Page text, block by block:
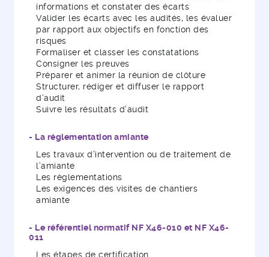
informations et constater des écarts
Valider les écarts avec les audités, les évaluer
par rapport aux objectifs en fonction des
risques
Formaliser et classer les constatations
Consigner les preuves
Préparer et animer la réunion de clôture
Structurer, rédiger et diffuser le rapport
d’audit
Suivre les résultats d’audit
- La réglementation amiante
Les travaux d’intervention ou de traitement de
l’amiante
Les réglementations
Les exigences des visites de chantiers
amiante
- Le référentiel normatif NF X46-010 et NF X46-
011
Les étapes de certification